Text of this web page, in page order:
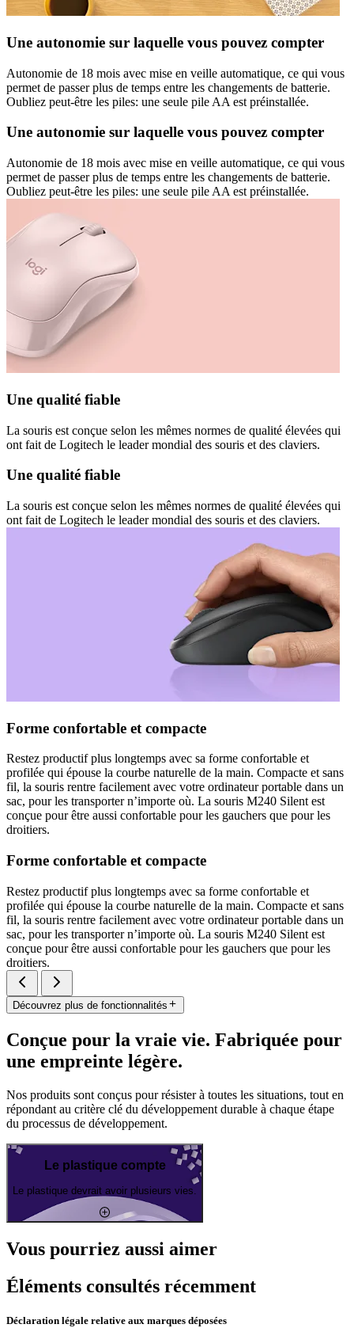
Une autonomie sur laquelle vous pouvez compter
Autonomie de 18 mois avec mise en veille automatique, ce qui vous
permet de passer plus de temps entre les changements de batterie.
Oubliez peut-être les piles: une seule pile AA est préinstallée.
Une autonomie sur laquelle vous pouvez compter
Autonomie de 18 mois avec mise en veille automatique, ce qui vous
permet de passer plus de temps entre les changements de batterie.
Oubliez peut-être les piles: une seule pile AA est préinstallée.
Une qualité fiable
La souris est conçue selon les mêmes normes de qualité élevées qui
ont fait de Logitech le leader mondial des souris et des claviers.
Une qualité fiable
La souris est conçue selon les mêmes normes de qualité élevées qui
ont fait de Logitech le leader mondial des souris et des claviers.
Forme confortable et compacte
Restez productif plus longtemps avec sa forme confortable et
profilée qui épouse la courbe naturelle de la main. Compacte et sans
fil, la souris rentre facilement avec votre ordinateur portable dans un
sac, pour les transporter n’importe où. La souris M240 Silent est
conçue pour être aussi confortable pour les gauchers que pour les
droitiers.
Forme confortable et compacte
Restez productif plus longtemps avec sa forme confortable et
profilée qui épouse la courbe naturelle de la main. Compacte et sans
fil, la souris rentre facilement avec votre ordinateur portable dans un
sac, pour les transporter n’importe où. La souris M240 Silent est
conçue pour être aussi confortable pour les gauchers que pour les
droitiers.
Découvrez plus de fonctionnalités
Conçue pour la vraie vie. Fabriquée pour
une empreinte légère.
Nos produits sont conçus pour résister à toutes les situations, tout en
répondant au critère clé du développement durable à chaque étape
du processus de développement.
Le plastique compte
Le plastique devrait avoir plusieurs vies.
Vous pourriez aussi aimer
Éléments consultés récemment
Déclaration légale relative aux marques déposées